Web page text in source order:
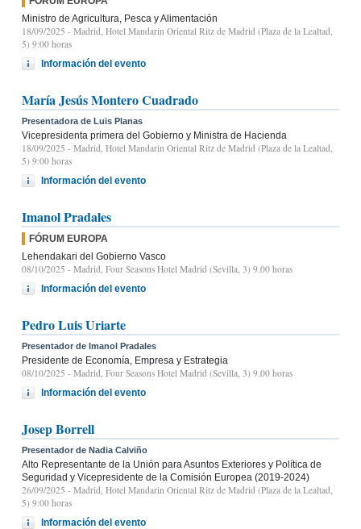
Ministro de Agricultura, Pesca y Alimentación
18/09/2025 - Madrid, Hotel Mandarin Oriental Ritz de Madrid (Plaza de la Lealtad,
5) 9:00 horas
Información del evento
María Jesús Montero Cuadrado
Presentadora de Luis Planas
Vicepresidenta primera del Gobierno y Ministra de Hacienda
18/09/2025 - Madrid, Hotel Mandarin Oriental Ritz de Madrid (Plaza de la Lealtad,
5) 9:00 horas
Información del evento
Imanol Pradales
FÓRUM EUROPA
Lehendakari del Gobierno Vasco
08/10/2025 - Madrid, Four Seasons Hotel Madrid (Sevilla, 3) 9.00 horas
Información del evento
Pedro Luis Uriarte
Presentador de Imanol Pradales
Presidente de Economía, Empresa y Estrategia
08/10/2025 - Madrid, Four Seasons Hotel Madrid (Sevilla, 3) 9.00 horas
Información del evento
Josep Borrell
Presentador de Nadia Calviño
Alto Representante de la Unión para Asuntos Exteriores y Política de
Seguridad y Vicepresidente de la Comisión Europea (2019-2024)
26/09/2025 - Madrid, Hotel Mandarin Oriental Ritz de Madrid (Plaza de la Lealtad,
5) 9:00 horas
Información del evento